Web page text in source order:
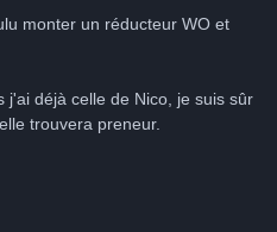
monter un réducteur WO et
j'ai déjà celle de Nico, je suis sûr
trouvera preneur.